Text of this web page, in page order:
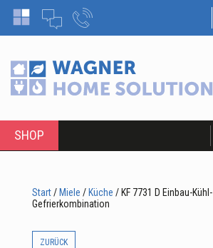
SHOP
Start/ Miele / Küche / KF 7731 D Einbau-Kühl-
Gefrierkombination
ZURÜCK